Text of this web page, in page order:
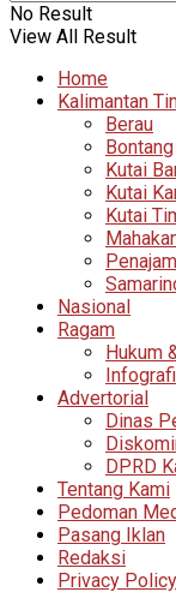
No Result
View All Result
Home
Kalimantan
Berau
Bontang
Kutai
Kutai
Kutai
Nasional
Ragam
Hukum
Advertorial
Dinas
DPRD
Tentang Kami
Pedoman
Pasang Iklan
Redaksi
Privacy Policy